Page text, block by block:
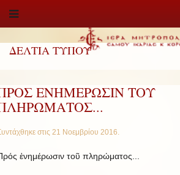
ΔΕΛΤΙΑ ΤΥΠΟΥ
ΕΝΗΜΕΡΩΣΙΝ ΤΟΥ
στις 21 Νοεμβρίου 2016.
ἐνημέρωσιν τοῦ πληρώματος...